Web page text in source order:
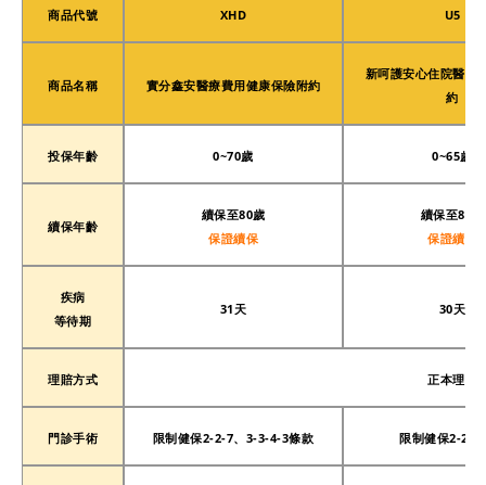
商品代號 XHD U5
商品名稱 實分鑫安醫療費用健康保險附約
新呵護安心住院醫療
約
投保年齡 0~70歲 0~65歲
續保年齡
續保至80歲
保證續保
續保至80歲
保證續保
疾病
等待期
31天 30天
理賠方式 正本理賠
門診手術 限制健保2-2-7、3-3-4-3條款 限制健保2-2-7